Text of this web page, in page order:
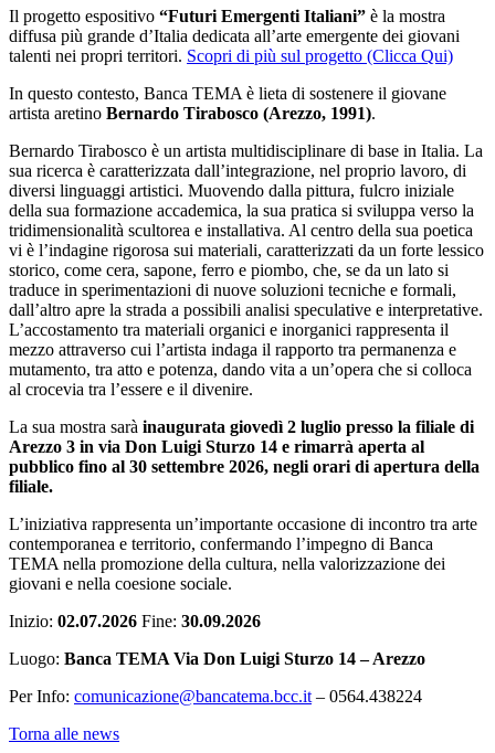
Il progetto espositivo “Futuri Emergenti Italiani” è la mostra
diffusa più grande d’Italia dedicata all’arte emergente dei giovani
talenti nei propri territori. Scopri di più sul progetto (Clicca Qui)
In questo contesto, Banca TEMA è lieta di sostenere il giovane
artista aretino Bernardo Tirabosco (Arezzo, 1991).
Bernardo Tirabosco è un artista multidisciplinare di base in Italia. La
sua ricerca è caratterizzata dall’integrazione, nel proprio lavoro, di
diversi linguaggi artistici. Muovendo dalla pittura, fulcro iniziale
della sua formazione accademica, la sua pratica si sviluppa verso la
tridimensionalità scultorea e installativa. Al centro della sua poetica
vi è l’indagine rigorosa sui materiali, caratterizzati da un forte lessico
storico, come cera, sapone, ferro e piombo, che, se da un lato si
traduce in sperimentazioni di nuove soluzioni tecniche e formali,
dall’altro apre la strada a possibili analisi speculative e interpretative.
L’accostamento tra materiali organici e inorganici rappresenta il
mezzo attraverso cui l’artista indaga il rapporto tra permanenza e
mutamento, tra atto e potenza, dando vita a un’opera che si colloca
al crocevia tra l’essere e il divenire.
La sua mostra sarà inaugurata giovedì 2 luglio presso la filiale di
Arezzo 3 in via Don Luigi Sturzo 14 e rimarrà aperta al
pubblico fino al 30 settembre 2026, negli orari di apertura della
filiale.
L’iniziativa rappresenta un’importante occasione di incontro tra arte
contemporanea e territorio, confermando l’impegno di Banca
TEMA nella promozione della cultura, nella valorizzazione dei
giovani e nella coesione sociale.
Inizio: 02.07.2026 Fine: 30.09.2026
Luogo: Banca TEMA Via Don Luigi Sturzo 14 – Arezzo
Per Info: comunicazione@bancatema.bcc.it – 0564.438224
Torna alle news